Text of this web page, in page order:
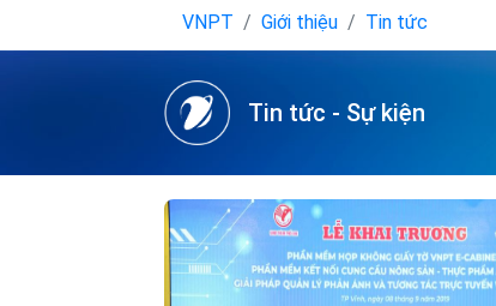
VNPT Giới thiệu Tin tức
Tin tức - Sự kiện